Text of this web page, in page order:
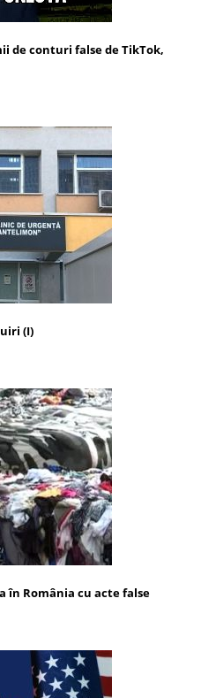
de conturi false de TikTok,
(I)
în România cu acte false